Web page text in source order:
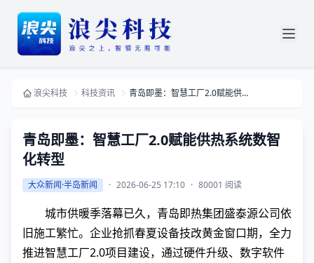
浪尖科技 科技资讯 青岛即墨：智慧工厂2.0赋能供热系统数智化转型
青岛即墨：智慧工厂2.0赋能供热系统数智
化转型
大众新闻·半岛新闻 · 2026-06-25 17:10 · 80001 阅读
城市供暖季落幕已久，青岛即热集团盛泰源公司依
旧施工繁忙。企业抢抓春夏设备技改黄金窗口期，全力
推进智慧工厂2.0项目建设，通过硬件升级、数字软件